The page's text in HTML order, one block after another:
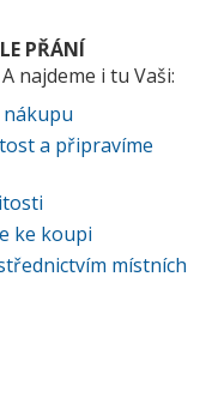
PŘÁNÍ
A najdeme i tu Vaši:
nákupu
a připravíme
ke koupi
místních